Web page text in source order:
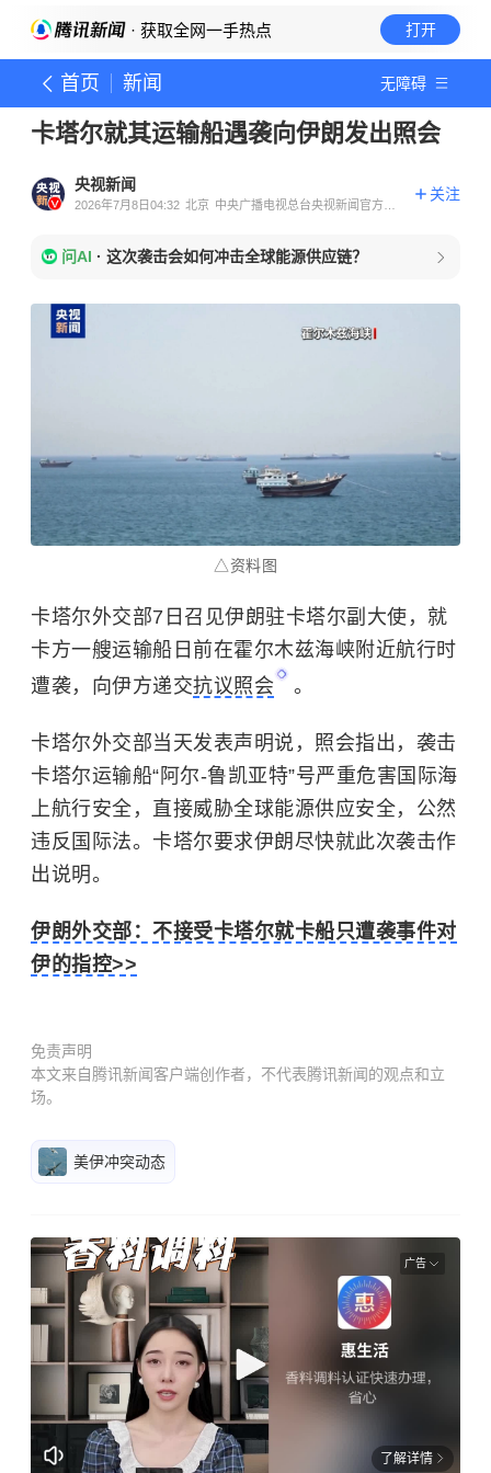
· 获取全网一手热点 打开
首页 新闻 无障碍
卡塔尔就其运输船遇袭向伊朗发出照会
央视新闻
2026年7月8日04:32 北京 中央广播电视总台央视新闻官方账
关注
问AI · 这次袭击会如何冲击全球能源供应链？
△资料图
卡塔尔外交部7日召见伊朗驻卡塔尔副大使，就
卡方一艘运输船日前在霍尔木兹海峡附近航行时
遭袭，向伊方递交抗议照会 。
卡塔尔外交部当天发表声明说，照会指出，袭击
卡塔尔运输船“阿尔-鲁凯亚特”号严重危害国际海
上航行安全，直接威胁全球能源供应安全，公然
违反国际法。卡塔尔要求伊朗尽快就此次袭击作
出说明。
伊朗外交部：不接受卡塔尔就卡船只遭袭事件对
伊的指控>>
免责声明
本文来自腾讯新闻客户端创作者，不代表腾讯新闻的观点和立
场。
美伊冲突动态
广告
了解详情